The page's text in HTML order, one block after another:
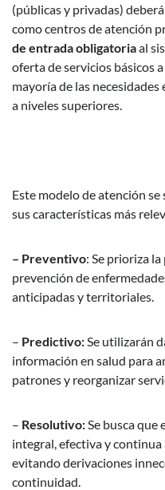
(públicas y privadas)
como centros de atención
de entrada obligatoriaal
oferta de servicios básicos
mayoría de las
a niveles superiores.
Este modelo de atención
sus características más
– Preventivo: Se prioriza
prevención de
anticipadas y territoriales.
– Predictivo:Se utilizarán
información en salud para
patrones y reorganizar
– Resolutivo:Se busca que
integral, efectiva y continua
evitando derivaciones
continuidad.